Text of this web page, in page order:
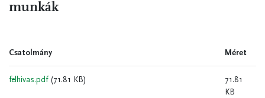
munkák
Csatolmány Méret
felhivas.pdf (71.81 KB)
71.81
KB